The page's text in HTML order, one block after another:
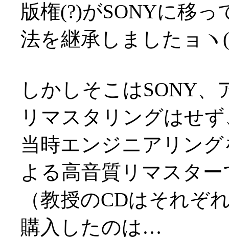
版権(?)がSONYに移
法を継承しましたョヽ
しかしそこはSONY
リマスタリングはせ
当時エンジニアリン
よる高音質リマスタ
（教授のCDはそれぞ
購入したのは…